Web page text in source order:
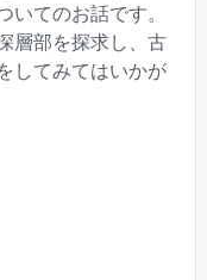
いてのお話です。
層部を探求し、古
してみてはいかが